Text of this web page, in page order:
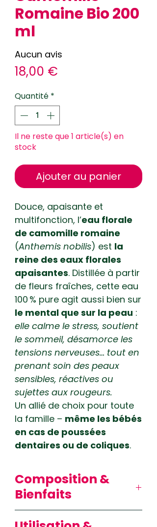
Romaine Bio 200
ml
Aucun avis
18,00 €
Quantité *
Il ne reste que 1 article(s) en
stock
Ajouter au panier
Douce, apaisante et
multifonction, l’eau florale
de camomille romaine
(Anthemis nobilis) est la
reine des eaux florales
apaisantes. Distillée à partir
de fleurs fraîches, cette eau
100 % pure agit aussi bien sur
le mental que sur la peau :
elle calme le stress, soutient
le sommeil, désamorce les
tensions nerveuses… tout en
prenant soin des peaux
sensibles, réactives ou
sujettes aux rougeurs.
Un allié de choix pour toute
la famille – même les bébés
en cas de poussées
dentaires ou de coliques.
Composition &
Bienfaits